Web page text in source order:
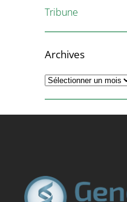
Tribune
Archives
Archives